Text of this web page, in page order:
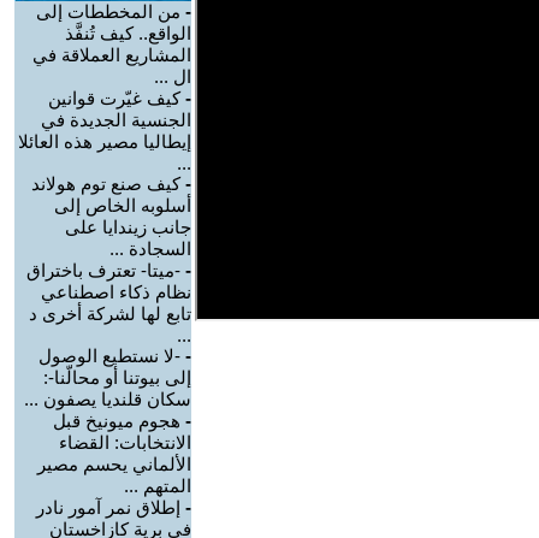
- من المخططات إلى
الواقع.. كيف تُنفَّذ
المشاريع العملاقة في
ال ...
-كيف غيّرت قوانين
الجنسية الجديدة في
إيطاليا مصير هذه العائلا
...
-كيف صنع توم هولاند
أسلوبه الخاص إلى
جانب زيندايا على
السجادة ...
- -ميتا- تعترف باختراق
نظام ذكاء اصطناعي
تابع لها لشركة أخرى د
...
- -لا نستطيع الوصول
إلى بيوتنا أو محالّنا-:
سكان قلنديا يصفون ...
- هجوم ميونيخ قبل
الانتخابات: القضاء
الألماني يحسم مصير
المتهم ...
- إطلاق نمر آمور نادر
في برية كازاخستان